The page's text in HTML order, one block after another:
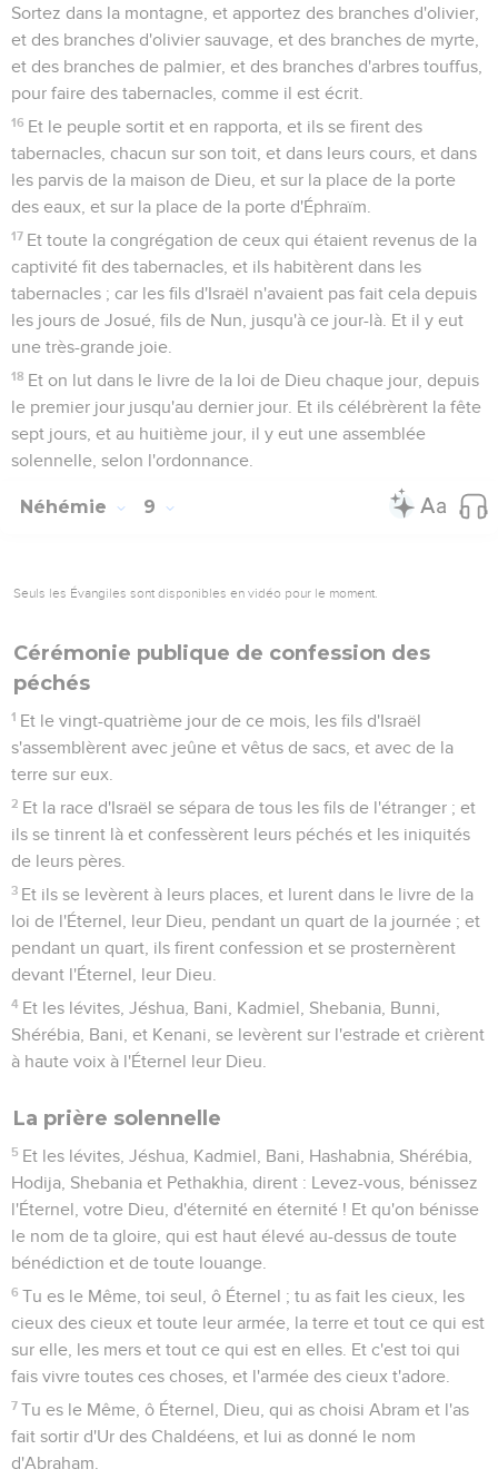
Sortez dans la montagne, et apportez des branches d'olivier,
et des branches d'olivier sauvage, et des branches de myrte,
et des branches de palmier, et des branches d'arbres touffus,
pour faire des tabernacles, comme il est écrit.
16 Et le peuple sortit et en rapporta, et ils se firent des
tabernacles, chacun sur son toit, et dans leurs cours, et dans
les parvis de la maison de Dieu, et sur la place de la porte
des eaux, et sur la place de la porte d'Éphraïm.
17 Et toute la congrégation de ceux qui étaient revenus de la
captivité fit des tabernacles, et ils habitèrent dans les
tabernacles ; car les fils d'Israël n'avaient pas fait cela depuis
les jours de Josué, fils de Nun, jusqu'à ce jour-là. Et il y eut
une très-grande joie.
18 Et on lut dans le livre de la loi de Dieu chaque jour, depuis
le premier jour jusqu'au dernier jour. Et ils célébrèrent la fête
sept jours, et au huitième jour, il y eut une assemblée
solennelle, selon l'ordonnance.
Néhémie 9
Seuls les Évangiles sont disponibles en vidéo pour le moment.
Cérémonie publique de confession des
péchés
1 Et le vingt-quatrième jour de ce mois, les fils d'Israël
s'assemblèrent avec jeûne et vêtus de sacs, et avec de la
terre sur eux.
2 Et la race d'Israël se sépara de tous les fils de l'étranger ; et
ils se tinrent là et confessèrent leurs péchés et les iniquités
de leurs pères.
3 Et ils se levèrent à leurs places, et lurent dans le livre de la
loi de l'Éternel, leur Dieu, pendant un quart de la journée ; et
pendant un quart, ils firent confession et se prosternèrent
devant l'Éternel, leur Dieu.
4 Et les lévites, Jéshua, Bani, Kadmiel, Shebania, Bunni,
Shérébia, Bani, et Kenani, se levèrent sur l'estrade et crièrent
à haute voix à l'Éternel leur Dieu.
La prière solennelle
5 Et les lévites, Jéshua, Kadmiel, Bani, Hashabnia, Shérébia,
Hodija, Shebania et Pethakhia, dirent : Levez-vous, bénissez
l'Éternel, votre Dieu, d'éternité en éternité ! Et qu'on bénisse
le nom de ta gloire, qui est haut élevé au-dessus de toute
bénédiction et de toute louange.
6 Tu es le Même, toi seul, ô Éternel ; tu as fait les cieux, les
cieux des cieux et toute leur armée, la terre et tout ce qui est
sur elle, les mers et tout ce qui est en elles. Et c'est toi qui
fais vivre toutes ces choses, et l'armée des cieux t'adore.
7 Tu es le Même, ô Éternel, Dieu, qui as choisi Abram et l'as
fait sortir d'Ur des Chaldéens, et lui as donné le nom
d'Abraham.